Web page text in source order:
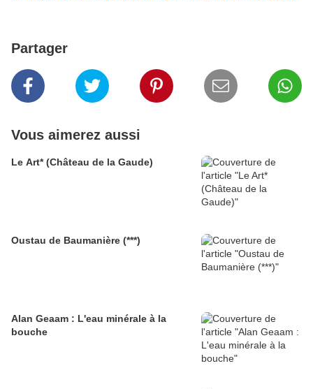
Partager
Vous aimerez aussi
Le Art* (Château de la Gaude)
Oustau de Baumanière (***)
Alan Geaam : L'eau minérale à la
bouche